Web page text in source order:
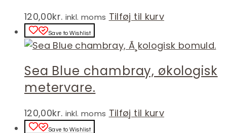
120,00kr. inkl. moms Tilføj til kurv
Save to Wishlist
Sea Blue chambray, økologisk
metervare.
120,00kr. inkl. moms Tilføj til kurv
Save to Wishlist